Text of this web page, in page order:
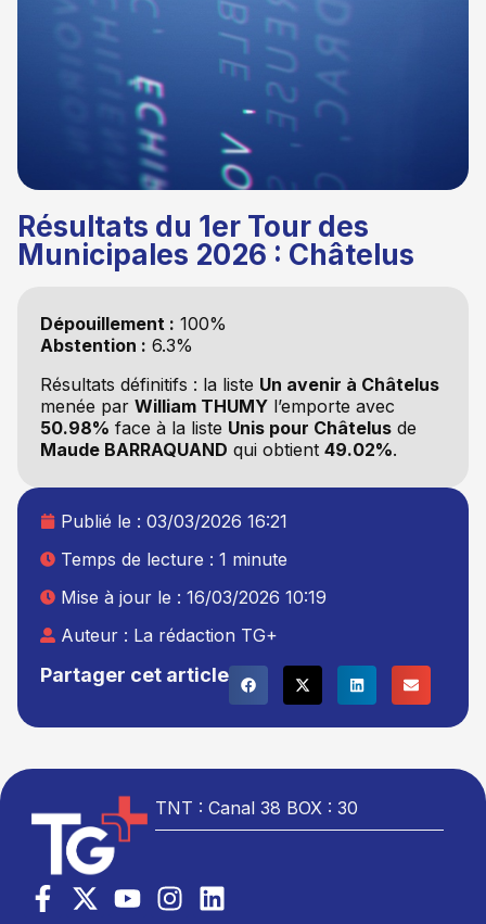
Résultats du 1er Tour des
Municipales 2026 : Châtelus
Dépouillement : 100%
Abstention : 6.3%
Résultats définitifs : la liste Un avenir à Châtelus
menée par William THUMYl’emporte avec
50.98% face à la liste Unis pour Châtelusde
Maude BARRAQUAND qui obtient 49.02%.
Partager cet article
Publié le : 03/03/2026 16:21
Temps de lecture : 1 minute
Mise à jour le : 16/03/2026 10:19
Auteur : La rédaction TG+
TNT : Canal 38 BOX : 30